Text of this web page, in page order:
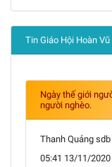
Tin Giáo Hội Hoàn Vũ
Ngày thế giới
người nghèo.
Thanh Quảng sdb
05:41 13/11/2020